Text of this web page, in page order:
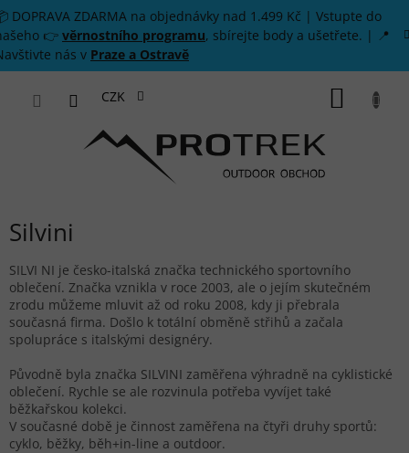
Přejít na obsah
DOPRAVA ZDARMA na objednávky nad 1.499 Kč | Vstupte do
👉 věrnostního programu, sbírejte body a ušetřete. | 📍
nás v Praze a Ostravě
CZK
Silvini
SILVI NI je česko-italská značka technického sportovního
oblečení. Značka vznikla v roce 2003, ale o jejím skutečném
zrodu můžeme mluvit až od roku 2008, kdy ji přebrala
současná firma. Došlo k totální obměně střihů a začala
spolupráce s italskými designéry.
Původně byla značka SILVINI zaměřena výhradně na cyklistické
oblečení. Rychle se ale rozvinula potřeba vyvíjet také
běžkařskou kolekci.
V současné době je činnost zaměřena na čtyři druhy sportů:
cyklo, běžky, běh+in-line a outdoor.